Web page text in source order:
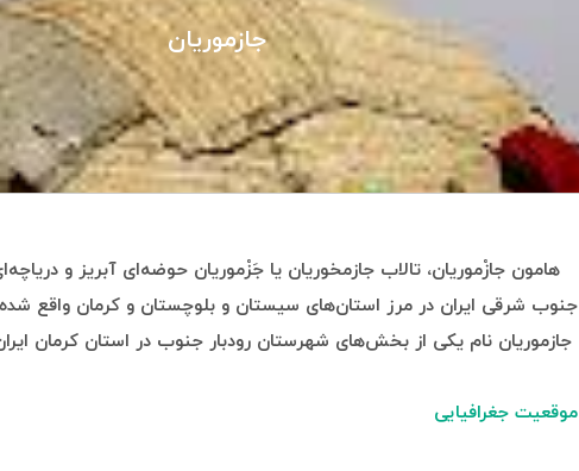
جازموریان
هامون جازْموریان، تالاب جازمخوریان یا جَزْموریان حوضه‌ای آبریز و
جنوب شرقی ایران در مرز استان‌های سیستان و بلوچستان و کرمان واقع
جازموریان نام یکی از بخش‌های شهرستان رودبار جنوب در استان کرمان
موقعیت جغرافیایی